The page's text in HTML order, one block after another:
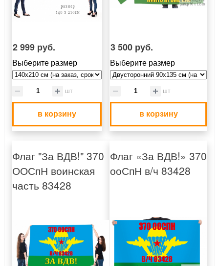
2 999 руб.
Выберите размер
шт
в корзину
3 500 руб.
Выберите размер
шт
в корзину
Флаг "За ВДВ!" 370
ООСпН воинская
часть 83428
Флаг «За ВДВ!» 370
ооСпН в/ч 83428